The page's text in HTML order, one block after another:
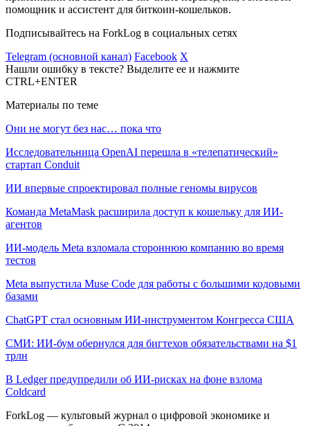
помощник и ассистент для биткоин-кошельков.
Подписывайтесь на ForkLog в социальных сетях
Telegram (основной канал) Facebook X
Нашли ошибку в тексте? Выделите ее и нажмите
CTRL+ENTER
Материалы по теме
Они не могут без нас… пока что
Исследовательница OpenAI перешла в «телепатический»
стартап Conduit
ИИ впервые спроектировал полные геномы вирусов
Команда MetaMask расширила доступ к кошельку для ИИ-
агентов
ИИ-модель Meta взломала стороннюю компанию во время
тестов
Meta выпустила Muse Code для работы с большими кодовыми
базами
ChatGPT стал основным ИИ-инструментом Конгресса США
СМИ: ИИ-бум обернулся для бигтехов обязательствами на $1
трлн
В Ledger предупредили об ИИ-рисках на фоне взлома
Coldcard
ForkLog — культовый журнал о цифровой экономике и